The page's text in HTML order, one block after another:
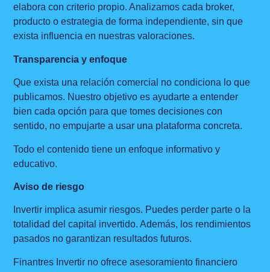
elabora con criterio propio. Analizamos cada broker,
producto o estrategia de forma independiente, sin que
exista influencia en nuestras valoraciones.
Transparencia y enfoque
Que exista una relación comercial no condiciona lo que
publicamos. Nuestro objetivo es ayudarte a entender
bien cada opción para que tomes decisiones con
sentido, no empujarte a usar una plataforma concreta.
Todo el contenido tiene un enfoque informativo y
educativo.
Aviso de riesgo
Invertir implica asumir riesgos. Puedes perder parte o la
totalidad del capital invertido. Además, los rendimientos
pasados no garantizan resultados futuros.
Finantres Invertir no ofrece asesoramiento financiero